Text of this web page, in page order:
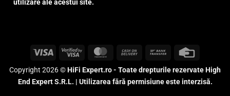
utilizare ale acestui site.
Visa
Visa
MasterCardCash
Delivery
Bank
Copyright 2026 ©HiFi Expert.ro - Toate drepturile rezervate High
End Expert S.R.L. | Utilizarea fără permisiune este interzisă.